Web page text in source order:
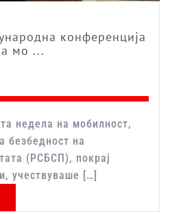
конференција
мо ...
недела на мобилност,
безбедност на
(РСБСП), покрај
учествуваше […]